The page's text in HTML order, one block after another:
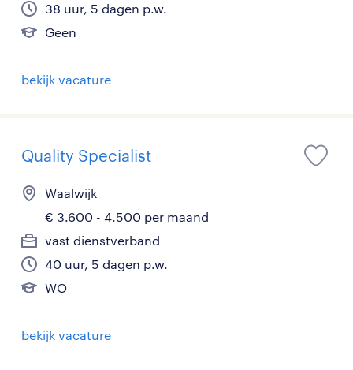
38 uur, 5 dagen p.w.
Geen
bekijk vacature
Quality Specialist
Waalwijk
€ 3.600 - 4.500 per maand
vast dienstverband
40 uur, 5 dagen p.w.
WO
bekijk vacature